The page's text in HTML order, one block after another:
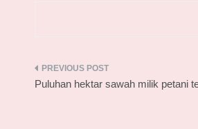
Navigasi
Puluhan hektar sawah milik petani